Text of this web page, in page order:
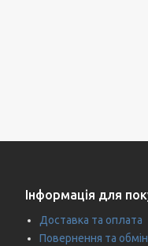
Інформація для
Доставка та оплата
Повернення та обмін